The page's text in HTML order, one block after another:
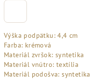
Výška podpätku: 4,4 cm
Farba: krémová
Materiál zvršok: syntetika
Materiál vnútro: textília
Materiál podošva: syntetika